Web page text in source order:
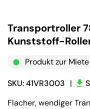
Transportroller
Kunststoff-
Produkt zur
SKU: 41VR3003 |
Flacher, wendiger